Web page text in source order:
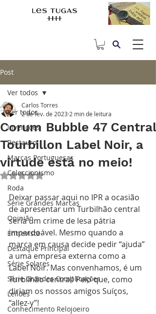
Post
Ver todos
Invenções
Restauro
Marcas Portuguesas
Coleccionismo
Roda
Série Grandes Marcas
Opinião
Entrevista
Destaque Principal
Série Solares
Série Grandes Complicações
Leilões
Conhecimento Relojoeiro
Ver todos
Corum Bubble 47 Central
Tourbillon Label Noir, a
virtude está no meio!
Carlos Torres
2 de fev. de 2023 2 min de leitura
Avaliado com NaN de 5 estrelas.
Deixar passar aqui no IPR a ocasião
de apresentar um Turbilhão central
seria um crime de lesa pátria
imperdoável. Mesmo quando a
marca em causa decide pedir “ajuda”
a uma empresa externa como a
Label Noir. Mas convenhamos, é um
Turbilhão central! Pelo que, como
diriam os nossos amigos Suíços,
“allez-y”!